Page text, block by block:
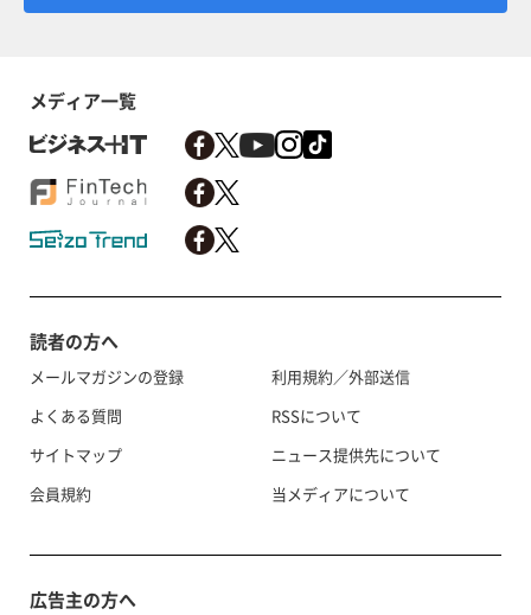
メディア一覧
読者の方へ
メールマガジンの登録
よくある質問
サイトマップ
会員規約
利用規約／外部送信
RSSについて
ニュース提供先について
当メディアについて
広告主の方へ